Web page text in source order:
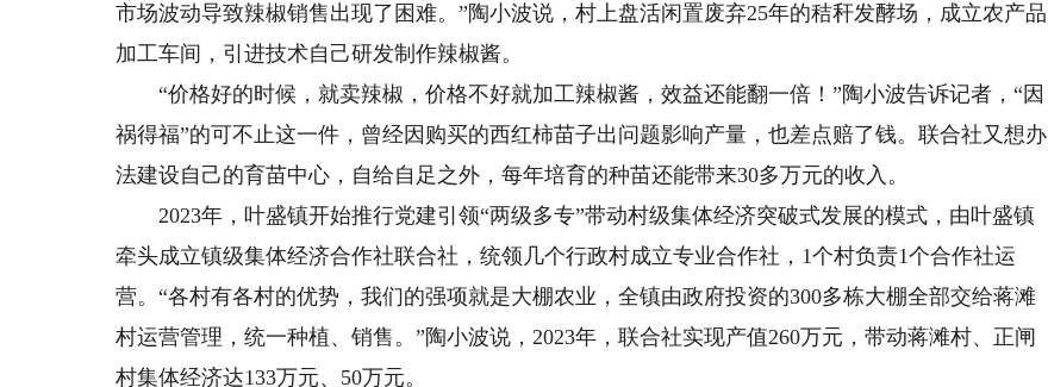
市场波动导致辣椒销售出现了困难。”陶小波说，村上盘活闲置废弃25年的秸秆发酵场，成立农产品
加工车间，引进技术自己研发制作辣椒酱。
“价格好的时候，就卖辣椒，价格不好就加工辣椒酱，效益还能翻一倍！”陶小波告诉记者，“因
祸得福”的可不止这一件，曾经因购买的西红柿苗子出问题影响产量，也差点赔了钱。联合社又想办
法建设自己的育苗中心，自给自足之外，每年培育的种苗还能带来30多万元的收入。
2023年，叶盛镇开始推行党建引领“两级多专”带动村级集体经济突破式发展的模式，由叶盛镇
牵头成立镇级集体经济合作社联合社，统领几个行政村成立专业合作社，1个村负责1个合作社运
营。“各村有各村的优势，我们的强项就是大棚农业，全镇由政府投资的300多栋大棚全部交给蒋滩
村运营管理，统一种植、销售。”陶小波说，2023年，联合社实现产值260万元，带动蒋滩村、正闸
村集体经济达133万元、50万元。